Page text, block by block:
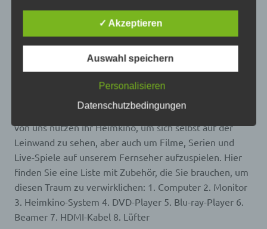
populärer Trend in unserer modernen, teilweise sehr
digitalen Zeit. In unserem Haus sind die Wände mit
Bildern von Wasserfällen bedeckt, während wir auf
einem Sofa liegen, auf dem Boden liegen blaue
Schatten auf unseren Beinen. Mit Blick auf die Wände
schweben wir in unserem Wohnzimmer – wenn wir
wie die Sterne am Nachthimmel leuchten. Die meisten
von uns nutzen ihr Heimkino, um sich selbst auf der
Leinwand zu sehen, aber auch um Filme, Serien und
Live-Spiele auf unserem Fernseher aufzuspielen. Hier
finden Sie eine Liste mit Zubehör, die Sie brauchen, um
diesen Traum zu verwirklichen: 1. Computer 2. Monitor
3. Heimkino-System 4. DVD-Player 5. Blu-ray-Player 6.
Beamer 7. HDMI-Kabel 8. Lüfter
lückenlosen Schutz der über diese Internetseite
verarbeiteten personenbezogenen Daten
sicherzustellen. Dennoch können Internetbasierte
Datenübertragungen grundsätzlich
Sicherheitslücken aufweisen, sodass ein absoluter
diesem Grund steht es jeder betroffenen Person
frei, personenbezogene Daten auch auf
alternativen Wegen, beispielsweise telefonisch, an
Begriffsbestimmungen
Die Datenschutzerklärung beruht auf den
Begrifflichkeiten, die durch den Europäischen
Richtlinien- und Verordnungsgeber beim Erlass
der Datenschutz-Grundverordnung (DS-GVO)
verwendet wurden. Unsere Datenschutzerklärung
soll sowohl für die Öffentlichkeit als auch für
✓ Akzeptieren
Auswahl speichern
Personalisieren
Datenschutzbedingungen